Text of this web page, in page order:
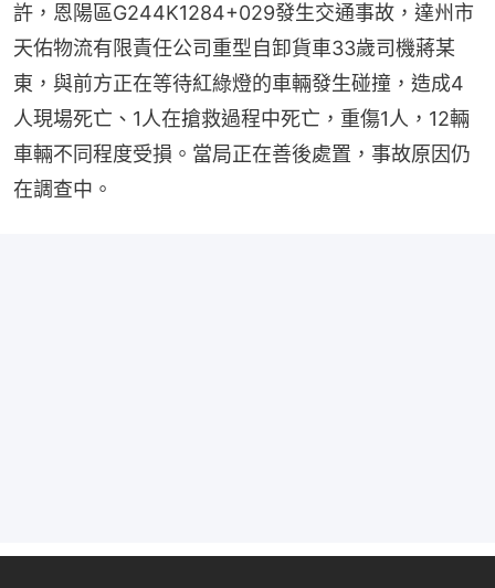
許，恩陽區G244K1284+029發生交通事故，達州市
天佑物流有限責任公司重型自卸貨車33歲司機蔣某
東，與前方正在等待紅綠燈的車輛發生碰撞，造成4
人現場死亡、1人在搶救過程中死亡，重傷1人，12輛
車輛不同程度受損。當局正在善後處置，事故原因仍
在調查中。